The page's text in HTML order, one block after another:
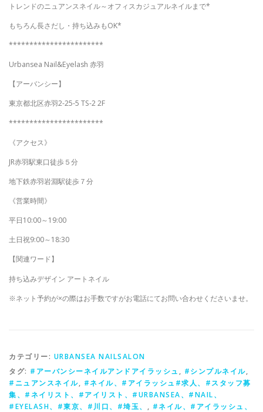
トレンドのニュアンスネイル～オフィスカジュアルネイルまで*
もちろん長さだし・持ち込みもOK*
***********************
Urbansea Nail&Eyelash 赤羽
【アーバンシー】
東京都北区赤羽2-25-5 TS-2 2F
***********************
《アクセス》
JR赤羽駅東口徒歩５分
地下鉄赤羽岩淵駅徒歩７分
《営業時間》
平日10:00～19:00
土日祝9:00～18:30
【関連ワード】
持ち込みデザイン アートネイル
※ネット予約が×の際はお手数ですがお電話にてお問い合わせくださいませ。
カテゴリー: URBANSEA NAILSALON
タグ: #アーバンシーネイルアンドアイラッシュ , #シンプルネイル,
#ニュアンスネイル, #ネイル、#アイラッシュ#求人、#スタッフ募
集、#ネイリスト、#アイリスト、#URBANSEA、#NAIL、
#EYELASH、#東京、#川口、#埼玉、 , #ネイル、#アイラッシュ、